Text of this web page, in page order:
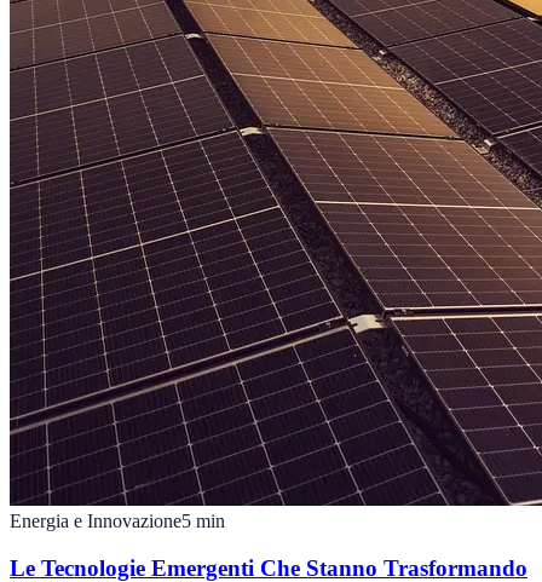
Energia e Innovazione5 min
Le Tecnologie Emergenti Che Stanno Trasformando